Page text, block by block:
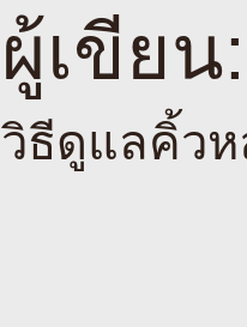
ผู้เขียน:
วิธีดูแลคิ้วห